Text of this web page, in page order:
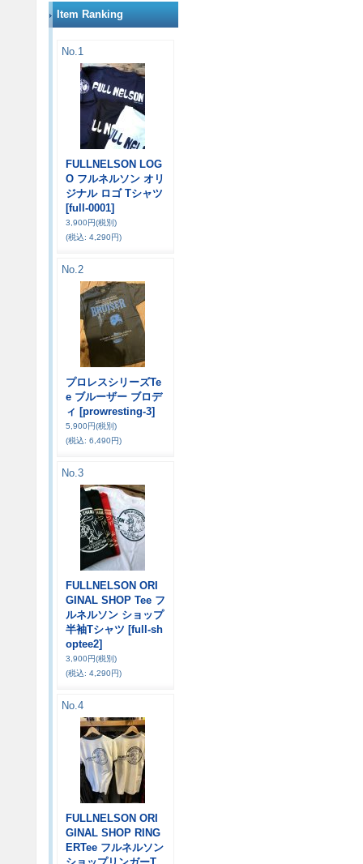
Item Ranking
No.1
FULLNELSON LOG
O フルネルソン オリ
ジナル ロゴ Tシャツ
[full-0001]
3,900円(税別)
(税込: 4,290円)
No.2
プロレスシリーズTe
e ブルーザー ブロデ
ィ [prowresting-3]
5,900円(税別)
(税込: 6,490円)
No.3
FULLNELSON ORI
GINAL SHOP Tee フ
ルネルソン ショップ
半袖Tシャツ [full-sh
optee2]
3,900円(税別)
(税込: 4,290円)
No.4
FULLNELSON ORI
GINAL SHOP RING
ERTee フルネルソン